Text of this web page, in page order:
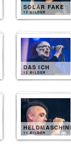
SOLAR FAKE
13 BILDER
DAS ICH
12 BILDER
HELDMASCHINE
11 BILDER